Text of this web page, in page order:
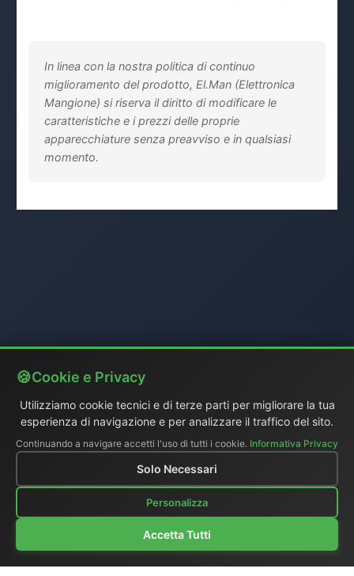
In linea con la nostra politica di continuo
miglioramento del prodotto, El.Man (Elettronica
Mangione) si riserva il diritto di modificare le
caratteristiche e i prezzi delle proprie
apparecchiature senza preavviso e in qualsiasi
momento.
Cookie e Privacy
Utilizziamo cookie tecnici e di terze parti per migliorare la tua
esperienza di navigazione e per analizzare il traffico del sito.
Continuando a navigare accetti l'uso di tutti i cookie. Informativa Privacy
Solo Necessari
Personalizza
Accetta Tutti